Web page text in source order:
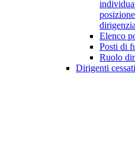
Elenco
Posti di
Ruolo
Dirigenti cessati